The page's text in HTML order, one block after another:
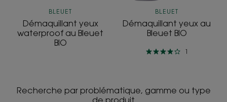
BLEUET
Démaquillant yeux
waterproof au Bleuet
BIO
BLEUET
Démaquillant yeux au
Bleuet BIO
1
Recherche par problématique, gamme ou type
de produit